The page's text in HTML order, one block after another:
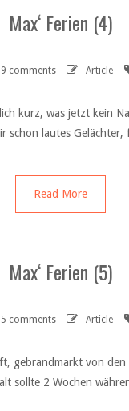
Max‘ Ferien (4)
9 comments Article
kurz, was jetzt kein
lautes
Read More
Max‘ Ferien (5)
5 comments Article
gebrandmarkt von
sollte 2 Wochen